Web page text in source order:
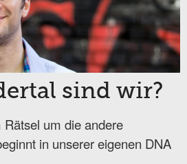
sind wir?
um die andere
in unserer eigenen DNA